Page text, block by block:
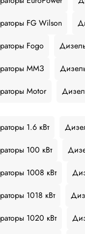
FG Wilson
Fogo
ММЗ
Motor
1.6 кВт
100 кВт
1008 кВт
1018 кВт
1020 кВт